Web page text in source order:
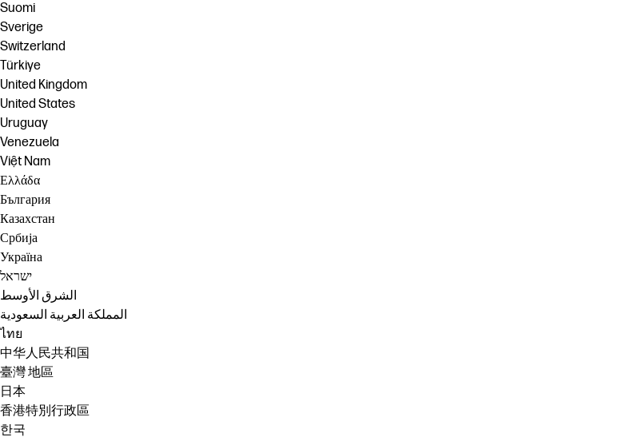
Suomi
Sverige
Switzerland
Türkiye
United Kingdom
United States
Uruguay
Venezuela
Việt Nam
Ελλάδα
България
Казахстан
Србија
Україна
ישראל
الشرق الأوسط
المملكة العربية السعودية
ไทย
中华人民共和国
臺灣 地區
日本
香港特別行政區
한국